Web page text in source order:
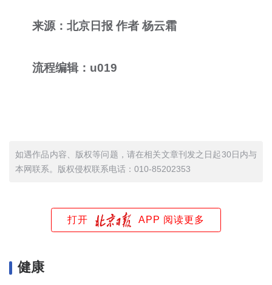
来源：北京日报 作者 杨云霜
流程编辑：u019
如遇作品内容、版权等问题，请在相关文章刊发之日起30日内与
本网联系。版权侵权联系电话：010-85202353
打开 APP 阅读更多
健康